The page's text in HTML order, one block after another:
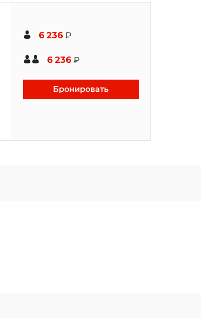
6 236 ₽
6 236 ₽
Бронировать